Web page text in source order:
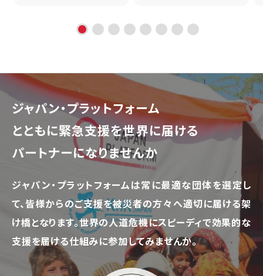
ジャパン・プラットフォーム
とともに緊急支援を世界に届ける
パートナーになりませんか
ジャパン・プラットフォームは常に最適な団体を選定し
て、皆様からのご支援を被災者の方々へ適切に届ける架
け橋となります。世界の人道危機にスピーディで効果的な
支援を届ける仕組みに参加してみませんか。